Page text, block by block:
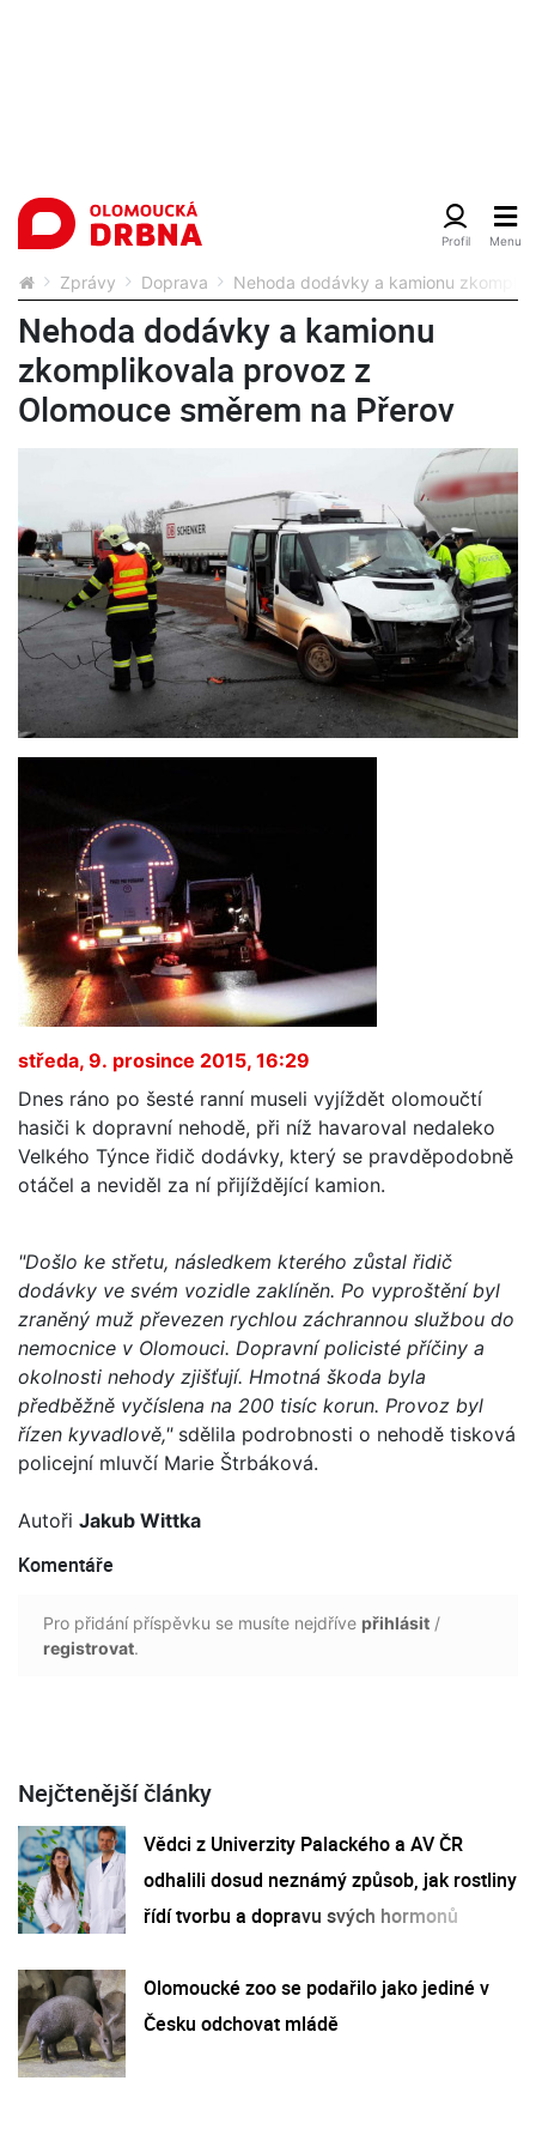
Zprávy Doprava Nehoda dodávky a kamionu
Nehoda dodávky a kamionu
zkomplikovala provoz z
Olomouce směrem na Přerov
středa, 9. prosince 2015, 16:29
Dnes ráno po šesté ranní museli vyjíždět olomoučtí
hasiči k dopravní nehodě, při níž havaroval nedaleko
Velkého Týnce řidič dodávky, který se pravděpodobně
otáčel a neviděl za ní přijíždějící kamion.
"Došlo ke střetu, následkem kterého zůstal řidič
dodávky ve svém vozidle zaklíněn. Po vyproštění byl
zraněný muž převezen rychlou záchrannou službou do
nemocnice v Olomouci. Dopravní policisté příčiny a
okolnosti nehody zjišťují. Hmotná škoda byla
předběžně vyčíslena na 200 tisíc korun. Provoz byl
řízen kyvadlově,"sdělila podrobnosti o nehodě tisková
policejní mluvčí Marie Štrbáková.
Autoři Jakub Wittka
Komentáře
Pro přidání příspěvku se musíte nejdříve přihlásit /
registrovat.
Nejčtenější články
Vědci z Univerzity Palackého a AV ČR
odhalili dosud neznámý způsob, jak rostliny
řídí tvorbu a dopravu svých hormonů
Olomoucké zoo se podařilo jako jediné v
Česku odchovat mládě